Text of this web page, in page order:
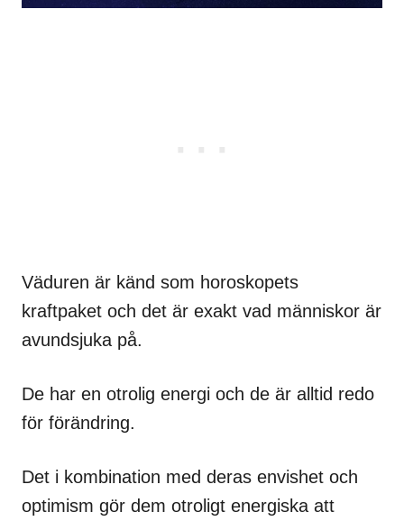
Väduren är känd som horoskopets
kraftpaket och det är exakt vad människor är
avundsjuka på.
De har en otrolig energi och de är alltid redo
för förändring.
Det i kombination med deras envishet och
optimism gör dem otroligt energiska att